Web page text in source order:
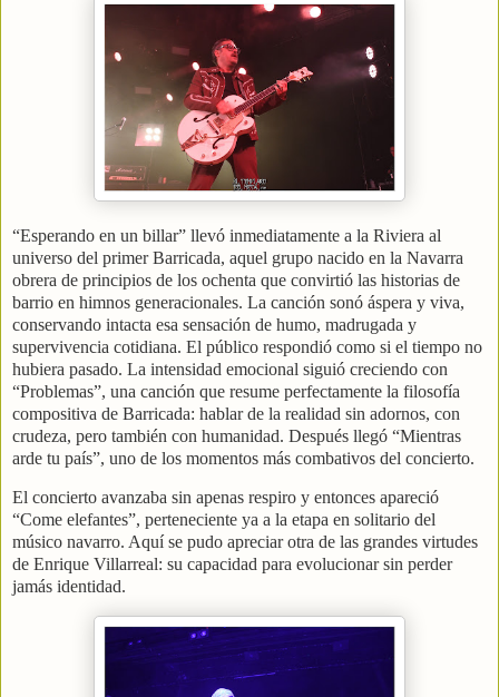
“Esperando en un billar” llevó inmediatamente a la Riviera al
universo del primer Barricada, aquel grupo nacido en la Navarra
obrera de principios de los ochenta que convirtió las historias de
barrio en himnos generacionales. La canción sonó áspera y viva,
conservando intacta esa sensación de humo, madrugada y
supervivencia cotidiana. El público respondió como si el tiempo no
hubiera pasado. La intensidad emocional siguió creciendo con
“Problemas”, una canción que resume perfectamente la filosofía
compositiva de Barricada: hablar de la realidad sin adornos, con
crudeza, pero también con humanidad. Después llegó “Mientras
arde tu país”, uno de los momentos más combativos del concierto.
El concierto avanzaba sin apenas respiro y entonces apareció
“Come elefantes”, perteneciente ya a la etapa en solitario del
músico navarro. Aquí se pudo apreciar otra de las grandes virtudes
de Enrique Villarreal: su capacidad para evolucionar sin perder
jamás identidad.